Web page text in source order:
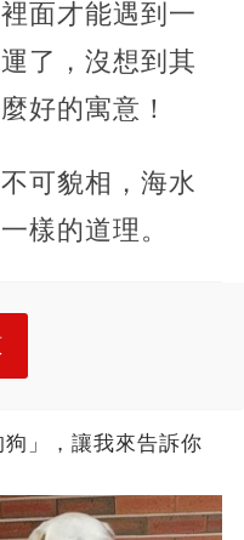
面才能遇到一
了，沒想到其
好的寓意！
可貌相，海水
樣的道理。
」，讓我來告訴你